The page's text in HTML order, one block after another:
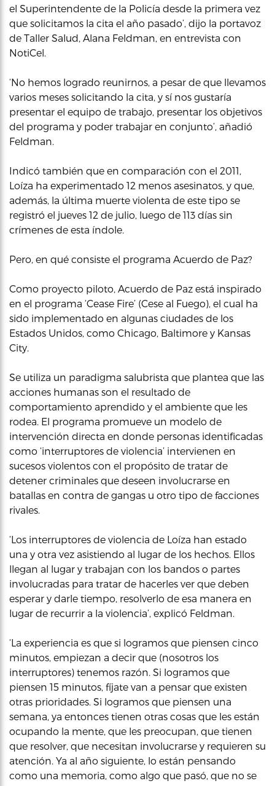
el Superintendente de la Policía desde la primera vez
que solicitamos la cita el año pasado’, dijo la portavoz
de Taller Salud, Alana Feldman, en entrevista con
NotiCel.
‘No hemos logrado reunirnos, a pesar de que llevamos
varios meses solicitando la cita, y sí nos gustaría
presentar el equipo de trabajo, presentar los objetivos
del programa y poder trabajar en conjunto’, añadió
Feldman.
Indicó también que en comparación con el 2011,
Loíza ha experimentado 12 menos asesinatos, y que,
además, la última muerte violenta de este tipo se
registró el jueves 12 de julio, luego de 113 días sin
crímenes de esta índole.
Pero, en qué consiste el programa Acuerdo de Paz?
Como proyecto piloto, Acuerdo de Paz está inspirado
en el programa ‘Cease Fire’ (Cese al Fuego), el cual ha
sido implementado en algunas ciudades de los
Estados Unidos, como Chicago, Baltimore y Kansas
City.
Se utiliza un paradigma salubrista que plantea que las
acciones humanas son el resultado de
comportamiento aprendido y el ambiente que les
rodea. El programa promueve un modelo de
intervención directa en donde personas identificadas
como ‘interruptores de violencia’ intervienen en
sucesos violentos con el propósito de tratar de
detener criminales que deseen involucrarse en
batallas en contra de gangas u otro tipo de facciones
rivales.
‘Los interruptores de violencia de Loíza han estado
una y otra vez asistiendo al lugar de los hechos. Ellos
llegan al lugar y trabajan con los bandos o partes
involucradas para tratar de hacerles ver que deben
esperar y darle tiempo, resolverlo de esa manera en
lugar de recurrir a la violencia’, explicó Feldman.
‘La experiencia es que si logramos que piensen cinco
minutos, empiezan a decir que (nosotros los
interruptores) tenemos razón. Si logramos que
piensen 15 minutos, fíjate van a pensar que existen
otras prioridades. Si logramos que piensen una
semana, ya entonces tienen otras cosas que les están
ocupando la mente, que les preocupan, que tienen
que resolver, que necesitan involucrarse y requieren su
atención. Ya al año siguiente, lo están pensando
como una memoria, como algo que pasó, que no se